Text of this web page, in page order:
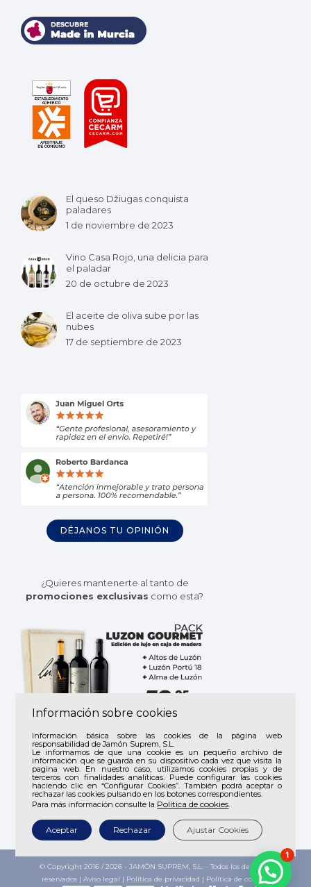
El queso Džiugas conquista
paladares
1 de noviembre de 2023
Vino Casa Rojo, una delicia para
el paladar
20 de octubre de 2023
El aceite de oliva sube por las
nubes
17 de septiembre de 2023
DÉJANOS TU OPINIÓN
¿Quieres mantenerte al tanto de
promociones exclusivas como esta?
Suscríbete a Jamón Suprem y recibe
todas nuestrasofertasynovedades
© Copyright 2016 /2026 - JAMÓN SUPREM, S.L. - Todos los derechos
reservados | Aviso legal | Política de privacidad | Política de cookies
Información sobre cookies
Información básica sobre las cookies de la página web
responsabilidad de Jamón Suprem, S.L.
Le informamos de que una cookie es un pequeño archivo de
información que se guarda en su dispositivo cada vez que visita la
pagina web. En nuestro caso, utilizamos cookies propias y de
terceros con finalidades analíticas. Puede configurar las cookies
haciendo clic en “Configurar Cookies”. También podrá aceptar o
rechazar las cookies pulsando en los botones correspondientes.
Para más información consulte la Política de cookies.
Aceptar Rechazar Ajustar Cookies
1